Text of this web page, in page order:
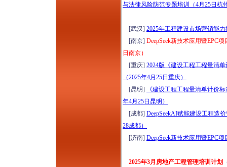
与法律风险防范专题培训（4月25日杭
[武汉] 2025年工程建设市场营销能
[南京] DeepSeek新技术应用暨EPC
日南京）
[重庆] 2024版《建设工程工程量清
（2025年4月25日重庆）
[昆明]
《建设工程工程量清单计价
年4月25日昆明）
[成都] DeepSeekAI赋能建设工程造
28成都）
[济南] DeepSeek新技术应用暨EPC
2025年3月房地产工程管理培训计划